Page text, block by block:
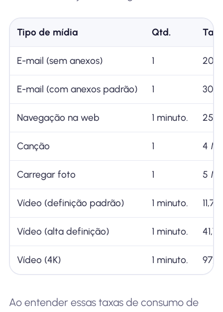
Tipo de mídia Qtd.
E-mail (sem anexos) 1 20
E-mail (com anexos padrão) 1 300
Navegação na web 1 minuto. 250
Canção 1 4
Carregar foto 1 5
Vídeo (definição padrão) 1 minuto. 11,7
Vídeo (alta definição) 1 minuto. 41,7
Vídeo (4K) 1 minuto.
Ao entender essas taxas de consumo de